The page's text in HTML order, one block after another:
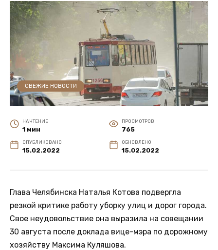
СВЕЖИЕ НОВОСТИ
НА ЧТЕНИЕ
1 мин
ПРОСМОТРОВ
765
ОПУБЛИКОВАНО
15.02.2022
ОБНОВЛЕНО
15.02.2022
Глава Челябинска Наталья Котова подвергла
резкой критике работу уборку улиц и дорог города.
Свое неудовольствие она выразила на совещании
30 августа после доклада вице-мэра по дорожному
хозяйству Максима Куляшова.